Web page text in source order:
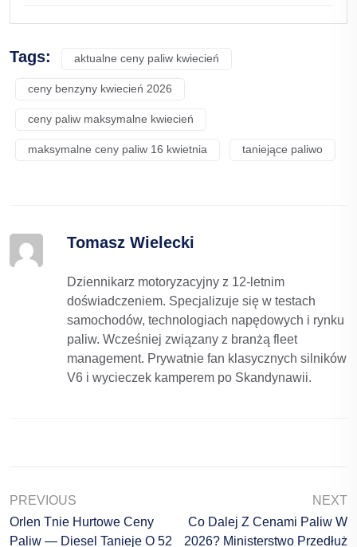
Tags: aktualne ceny paliw kwiecień
ceny benzyny kwiecień 2026
ceny paliw maksymalne kwiecień
maksymalne ceny paliw 16 kwietnia taniejące paliwo
Tomasz Wielecki
Dziennikarz motoryzacyjny z 12-letnim
doświadczeniem. Specjalizuje się w testach
samochodów, technologiach napędowych i rynku
paliw. Wcześniej związany z branżą fleet
management. Prywatnie fan klasycznych silników
V6 i wycieczek kamperem po Skandynawii.
PREVIOUS
Orlen Tnie Hurtowe Ceny
Paliw — Diesel Tanieje O 52
NEXT
Co Dalej Z Cenami Paliw W
2026? Ministerstwo Przedłuż